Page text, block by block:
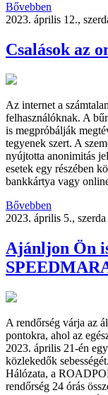
Bővebben
2023. április 12.,
Csalások az
Az internet a
felhasználóknak. A
is megpróbálják
tegyenek szert. A
nyújtotta anonimitás
esetek egy részében
bankkártya vagy
Bővebben
2023. április 5.,
Ajánljon Ön
A rendőrség várja az
pontokra, ahol az
2023. április 21-én
közlekedők
Hálózata, a
rendőrség 24 órás